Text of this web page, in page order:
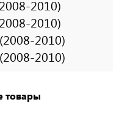
2010)
2010)
2010)
2010)
товары